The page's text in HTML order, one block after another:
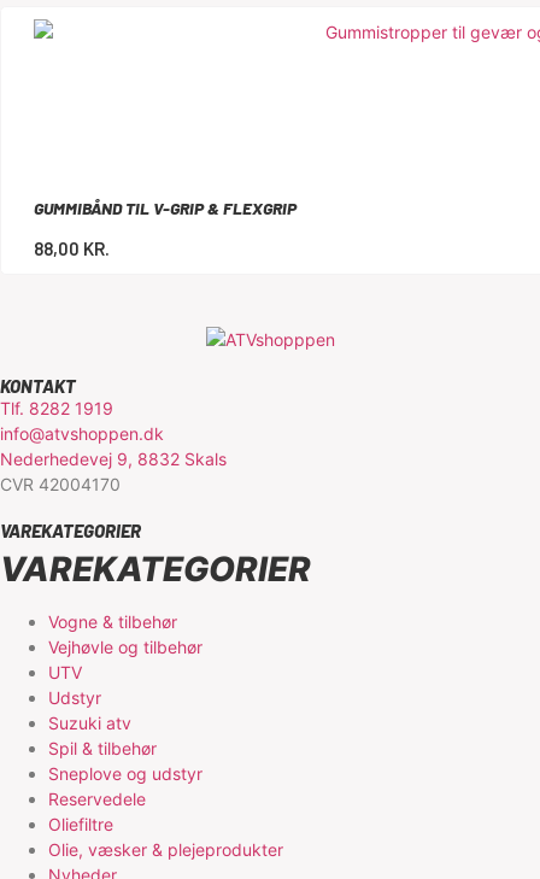
GUMMIBÅND TIL V-GRIP & FLEXGRIP
88,00 KR.
KONTAKT
Tlf. 8282 1919
info@atvshoppen.dk
Nederhedevej 9, 8832 Skals
CVR 42004170
VAREKATEGORIER
VAREKATEGORIER
Vogne & tilbehør
Vejhøvle og tilbehør
UTV
Udstyr
Suzuki atv
Spil & tilbehør
Sneplove og udstyr
Reservedele
Oliefiltre
Olie, væsker & plejeprodukter